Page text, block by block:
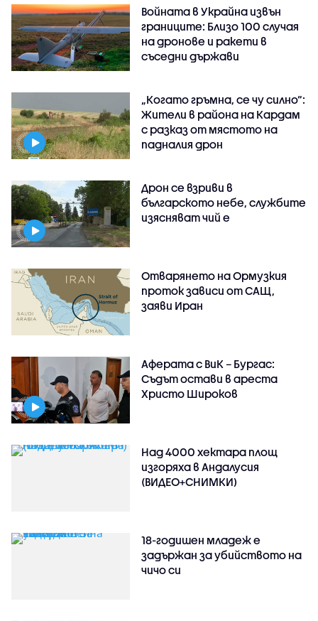
Войната в Украйна извън
границите: Близо 100 случая
на дронове и ракети в
съседни държави
„Когато гръмна, се чу силно“:
Жители в района на Кардам
с разказ от мястото на
падналия дрон
Дрон се взриви в
българското небе, службите
изясняват чий е
Отварянето на Ормузкия
проток зависи от САЩ,
заяви Иран
Аферата с ВиК – Бургас:
Съдът остави в ареста
Христо Широков
Над 4000 хектара площ
изгоряха в Андалусия
(ВИДЕО+СНИМКИ)
18-годишен младеж е
задържан за убийството на
чичо си